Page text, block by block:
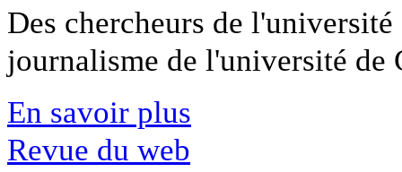
Des chercheurs de
journalisme de l'université
En savoir plus
Revue du web